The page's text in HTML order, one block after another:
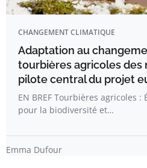
CHANGEMENT CLIMATIQUE
Adaptation au
tourbières agricoles des
pilote central du projet
EN BREF Tourbières agricoles :
pour la biodiversité et…
Emma Dufour